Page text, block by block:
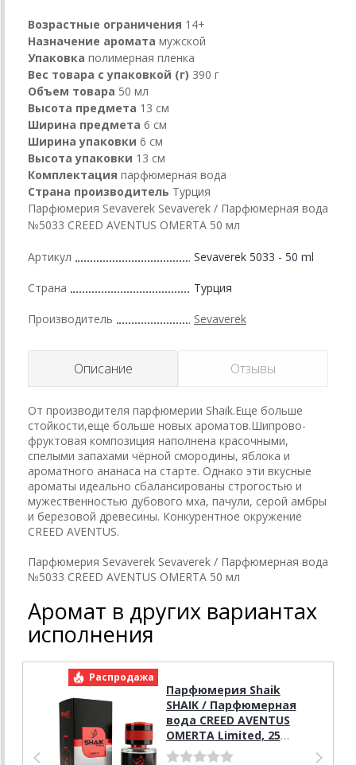
Возрастные ограничения 14+
Назначение аромата мужской
Упаковка полимерная пленка
Вес товара с упаковкой (г) 390 г
Объем товара 50 мл
Высота предмета 13 см
Ширина предмета 6 см
Ширина упаковки 6 см
Высота упаковки 13 см
Комплектация парфюмерная вода
Страна производитель Турция
Парфюмерия Sevaverek Sevaverek / Парфюмерная вода
№5033 CREED AVENTUS OMERTA 50 мл
Артикул Sevaverek 5033 - 50 ml
Страна Турция
Производитель Sevaverek
Описание Отзывы
От производителя парфюмерии Shaik.Еще больше
стойкости,еще больше новых ароматов.Шипрово-
фруктовая композиция наполнена красочными,
спелыми запахами чёрной смородины, яблока и
ароматного ананаса на старте. Однако эти вкусные
ароматы идеально сбалансированы строгостью и
мужественностью дубового мха, пачули, серой амбры
и березовой древесины. Конкурентное окружение
CREED AVENTUS.
Парфюмерия Sevaverek Sevaverek / Парфюмерная вода
№5033 CREED AVENTUS OMERTA 50 мл
Аромат в других вариантах
исполнения
Распродажа
Парфюмерия Shaik
SHAIK / Парфюмерная
вода CREED AVENTUS
OMERTA Limited, 25
мл.